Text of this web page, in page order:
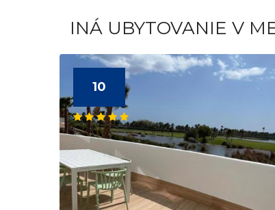
INÁ UBYTOVANIE V
10